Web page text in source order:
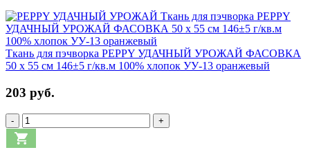
Ткань для пэчворка PEPPY УДАЧНЫЙ УРОЖАЙ ФАСОВКА
50 x 55 см 146±5 г/кв.м 100% хлопок УУ-13 оранжевый
203 руб.
- +